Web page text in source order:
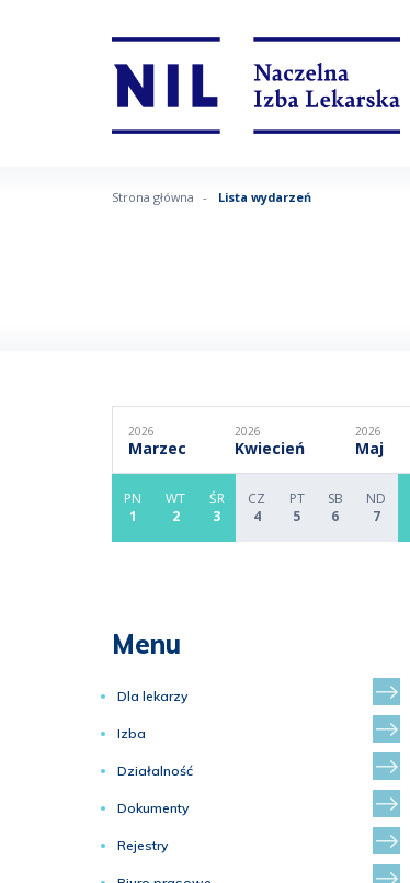
Strona główna Lista wydarzeń
2026
Marzec
2026
Kwiecień
2026
Maj
PN
1
WT
2
ŚR
3
CZ
4
PT
5
SB
6
ND
7
Menu
Dla lekarzy
Izba
Działalność
Dokumenty
Rejestry